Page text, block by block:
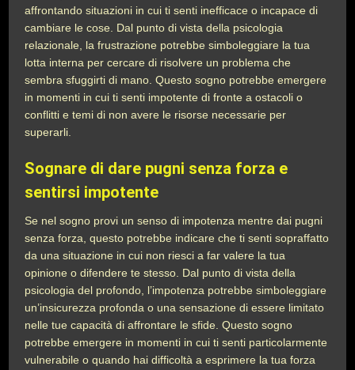
affrontando situazioni in cui ti senti inefficace o incapace di
cambiare le cose. Dal punto di vista della psicologia
relazionale, la frustrazione potrebbe simboleggiare la tua
lotta interna per cercare di risolvere un problema che
sembra sfuggirti di mano. Questo sogno potrebbe emergere
in momenti in cui ti senti impotente di fronte a ostacoli o
conflitti e temi di non avere le risorse necessarie per
superarli.
Sognare di dare pugni senza forza e
sentirsi impotente
Se nel sogno provi un senso di impotenza mentre dai pugni
senza forza, questo potrebbe indicare che ti senti sopraffatto
da una situazione in cui non riesci a far valere la tua
opinione o difendere te stesso. Dal punto di vista della
psicologia del profondo, l’impotenza potrebbe simboleggiare
un’insicurezza profonda o una sensazione di essere limitato
nelle tue capacità di affrontare le sfide. Questo sogno
potrebbe emergere in momenti in cui ti senti particolarmente
vulnerabile o quando hai difficoltà a esprimere la tua forza